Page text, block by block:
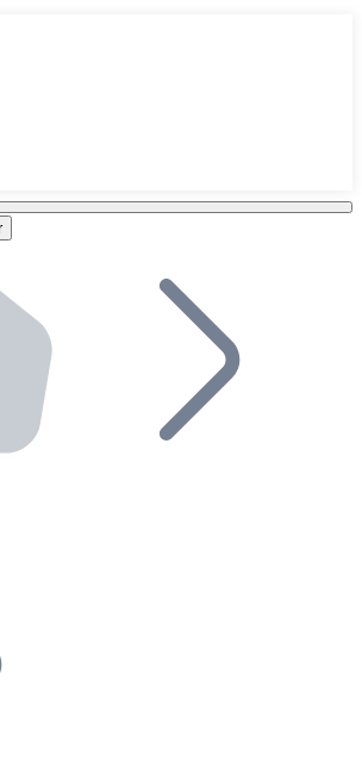
solución en tu plataforma.
Bitnovo en tu negocio y permite que
API en tu ecosistema.
red de distribuidores.
a nuestro ecosistema.